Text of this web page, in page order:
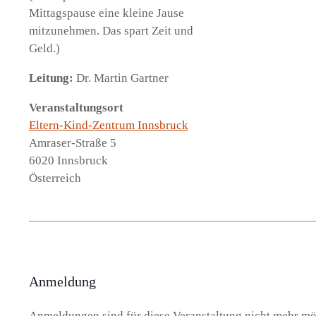
Mittagspause eine kleine Jause
mitzunehmen. Das spart Zeit und
Geld.)
Leitung: Dr. Martin Gartner
Veranstaltungsort
Eltern-Kind-Zentrum Innsbruck
Amraser-Straße 5
6020 Innsbruck
Österreich
Anmeldung